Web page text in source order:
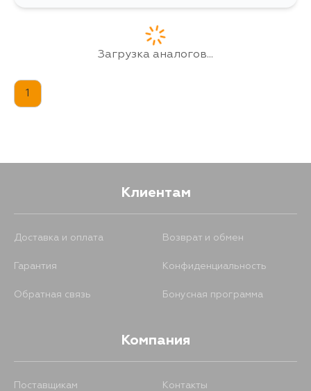
Загрузка аналогов...
1
Клиентам
Доставка и оплата Возврат и обмен
Гарантия Конфиденциальность
Обратная связь Бонусная программа
Компания
Поставщикам Контакты